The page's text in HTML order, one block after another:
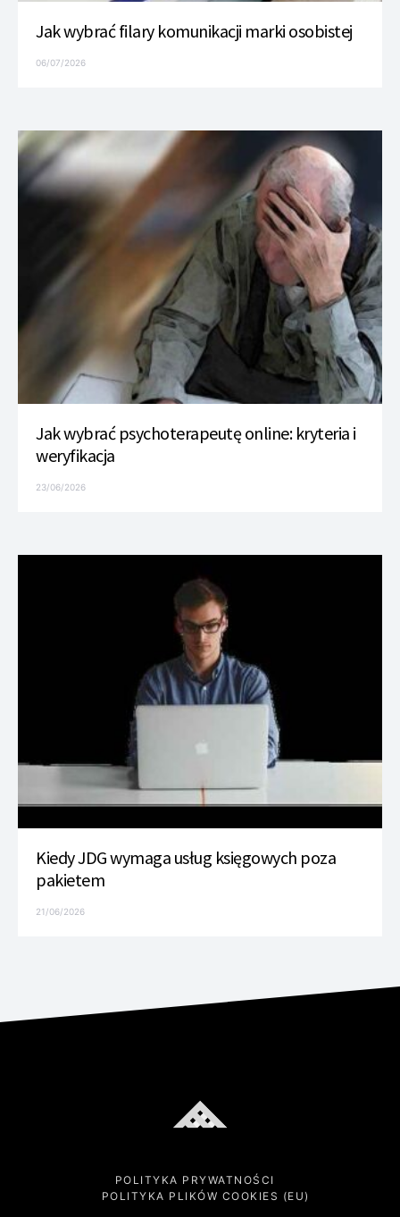
Jak wybrać filary komunikacji marki osobistej
06/07/2026
Jak wybrać psychoterapeutę online: kryteria i
weryfikacja
23/06/2026
Kiedy JDG wymaga usług księgowych poza
pakietem
21/06/2026
POLITYKA PRYWATNOŚCI
POLITYKA PLIKÓW COOKIES (EU)